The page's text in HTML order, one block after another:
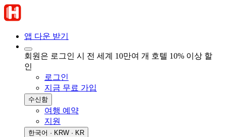
앱 다운 받기
회원은 로그인 시 전 세계 10만여 개 호텔 10% 이상 할
인
로그인
지금 무료 가입
수신함
여행 예약
지원
한국어 · KRW · KR